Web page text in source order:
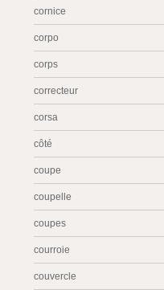
cornice
corpo
corps
correcteur
corsa
côté
coupe
coupelle
coupes
courroie
couvercle